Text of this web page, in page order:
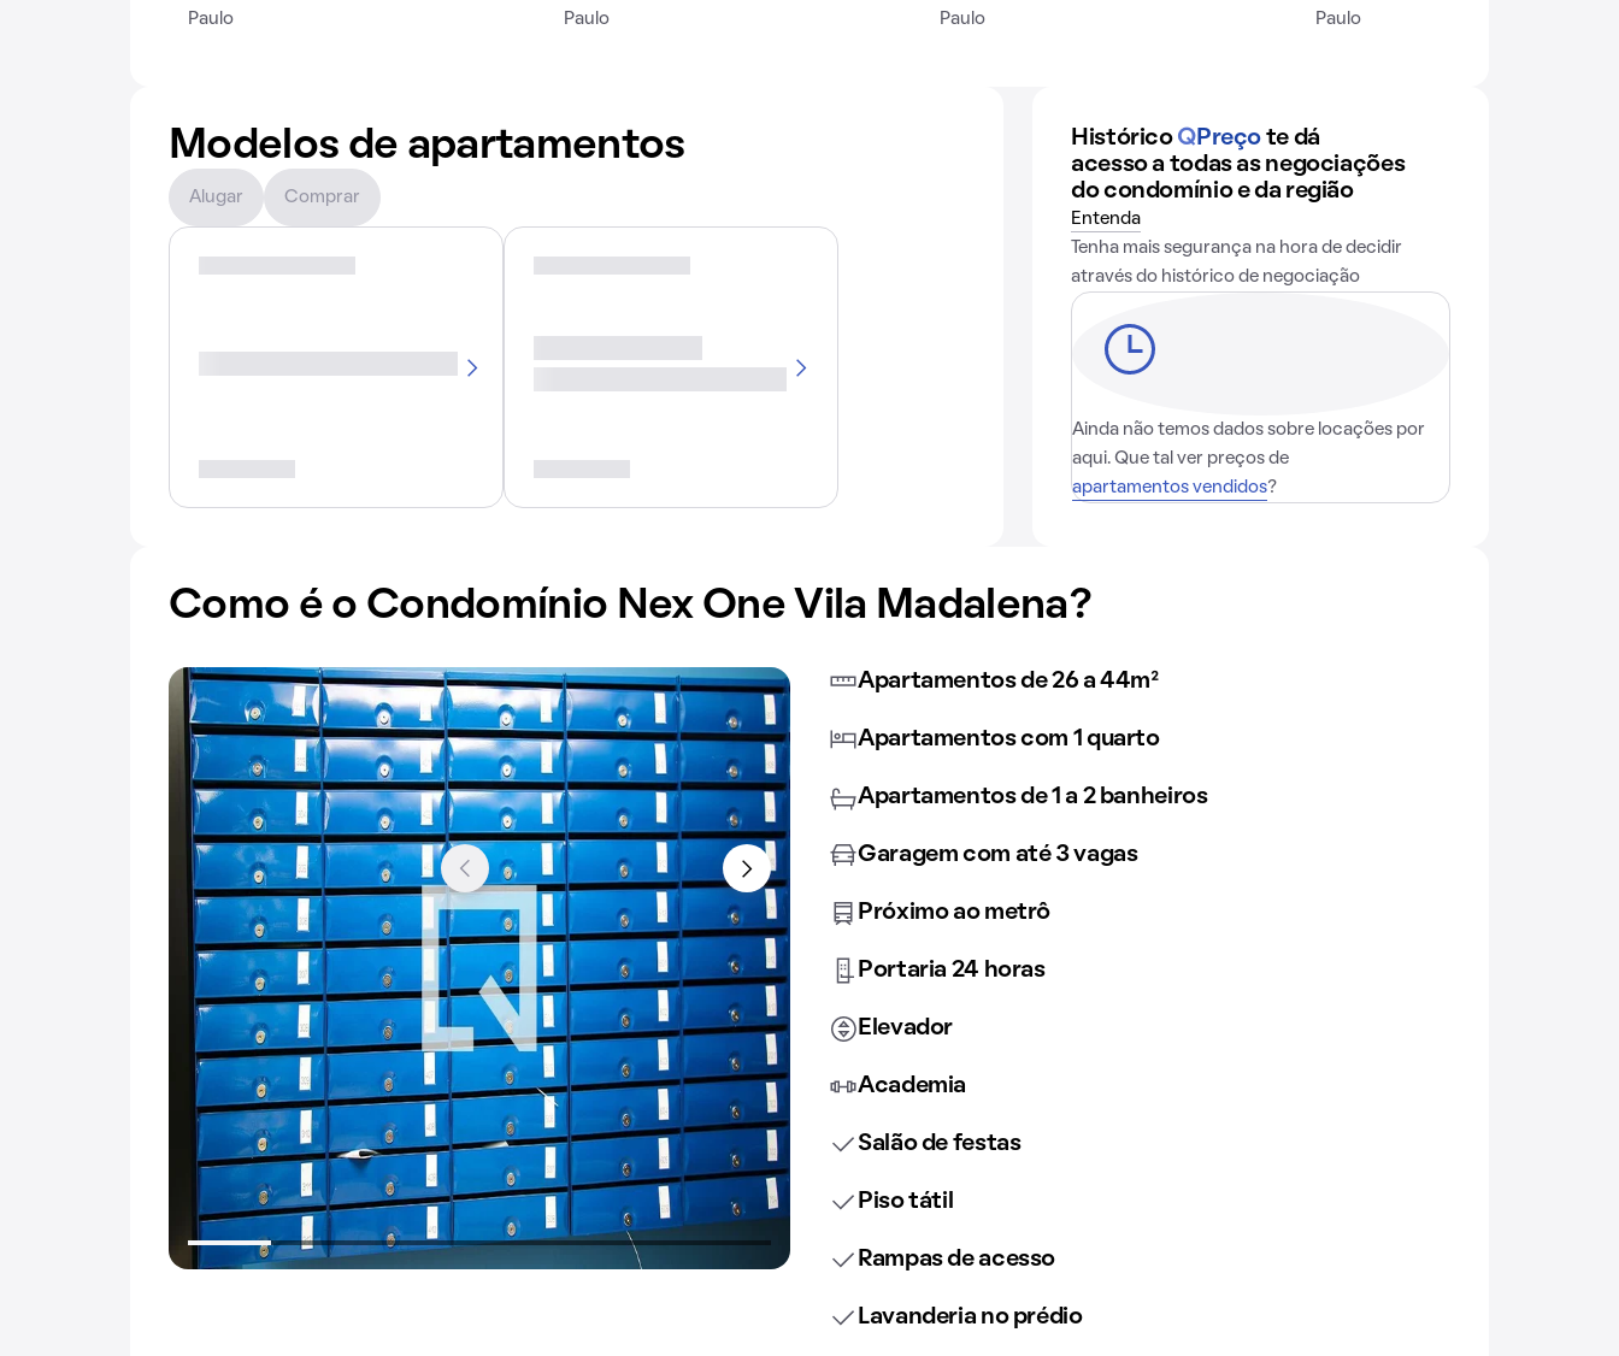
Paulo
Paulo
Paulo
Paulo
Modelos de apartamentos
Alugar Comprar
Histórico QPreço te dá
acesso a todas as negociações
do condomínio e da região
Entenda
Tenha mais segurança na hora de decidir
através do histórico de negociação
Ainda não temos dados sobre locações por
aqui. Que tal ver preços de
apartamentos vendidos?
Como é o Condomínio Nex One Vila Madalena?
Apartamentos de 26 a 44m²
Apartamentos com 1 quarto
Apartamentos de 1 a 2 banheiros
Garagem com até 3 vagas
Próximo ao metrô
Portaria 24 horas
Elevador
Academia
Salão de festas
Piso tátil
Rampas de acesso
Lavanderia no prédio